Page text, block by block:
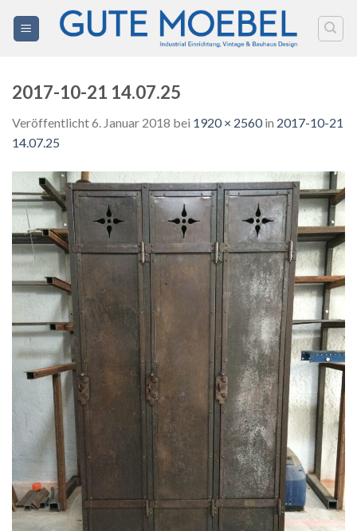
Inhalt
2017-10-21 14.07.25
Veröffentlicht6. Januar 2018 bei 1920 × 2560in 2017-10-21
14.07.25